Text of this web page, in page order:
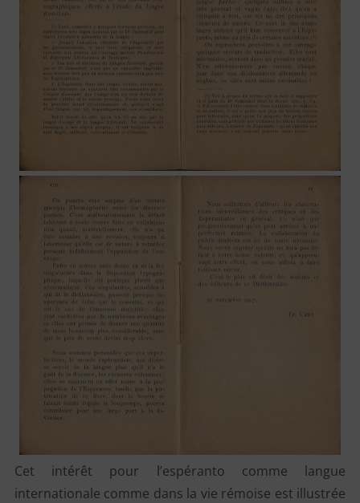
Cet intérêt pour l’espéranto comme langue
internationale comme dans la vie rémoise est illustrée